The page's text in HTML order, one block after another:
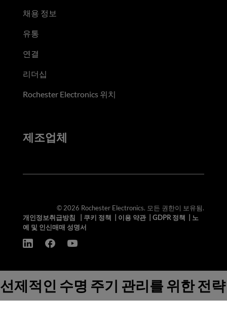
채용 정보
유통
연결
리더십
Rochester Electronics 위치
제조업체
© 2026 Rochester Electronics. 모든 권한이 보유됨.
개인정보취급방침
쿠키 정책 이용 약관| GDPR 정책
노
예 및 인신매매 성명서
선제적인 수명 주기 관리를 위한 전략